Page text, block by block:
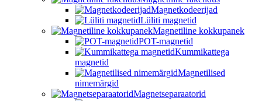
Magnetkodeerijad
Lüliti magnetid
Magnetiline kokkupanek
POT-magnetid
Kummikattega
magnetid
Magnetilised
nimemärgid
Magnetseparaatorid